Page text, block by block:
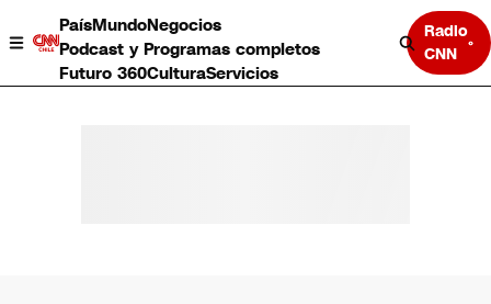
PaísMundoNegocios
Podcast y Programas completos
Futuro 360CulturaServicios
Radio
CNN